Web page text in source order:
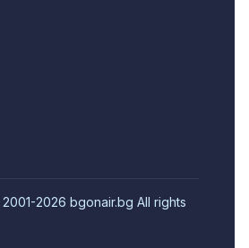
2026 bgonair.bg All rights